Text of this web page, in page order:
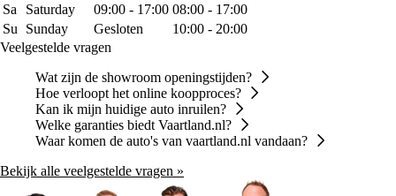
Sa
Saturday 09:00 - 17:00 08:00 - 17:00
Su
Sunday Gesloten
10:00 - 20:00
Veelgestelde vragen
Wat zijn de showroom openingstijden?
Hoe verloopt het online koopproces?
Kan ik mijn huidige auto inruilen?
Welke garanties biedt Vaartland.nl?
Waar komen de auto's van vaartland.nl vandaan?
Bekijk alle veelgestelde vragen »